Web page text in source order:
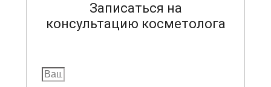
Записаться на
консультацию косметолога